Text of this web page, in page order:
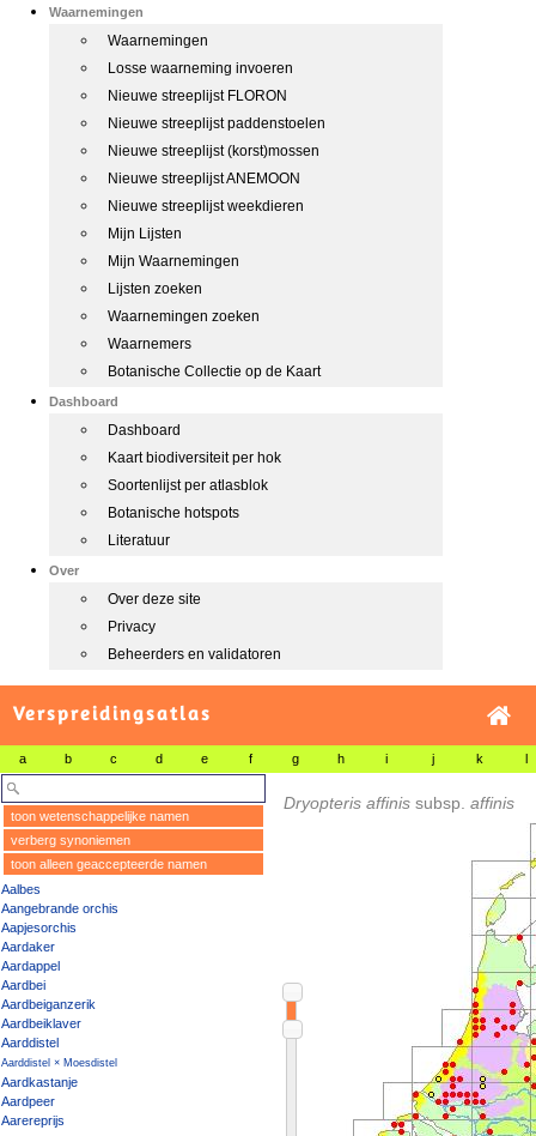
Waarnemingen
Waarnemingen
Losse waarneming invoeren
Nieuwe streeplijst FLORON
Nieuwe streeplijst paddenstoelen
Nieuwe streeplijst (korst)mossen
Nieuwe streeplijst ANEMOON
Nieuwe streeplijst weekdieren
Mijn Lijsten
Mijn Waarnemingen
Lijsten zoeken
Waarnemingen zoeken
Waarnemers
Botanische Collectie op de Kaart
Dashboard
Dashboard
Kaart biodiversiteit per hok
Soortenlijst per atlasblok
Botanische hotspots
Literatuur
Over
Over deze site
Privacy
Beheerders en validatoren
Verspreidingsatlas
a b c d e f g h i j k l
toon wetenschappelijke namen
verberg synoniemen
toon alleen geaccepteerde namen
Aalbes
Aangebrande orchis
Aapjesorchis
Aardaker
Aardappel
Aardbei
Aardbeiganzerik
Aardbeiklaver
Aarddistel
Aarddistel × Moesdistel
Aardkastanje
Aardpeer
Aarereprijs
Dryopteris affinis subsp. affinis